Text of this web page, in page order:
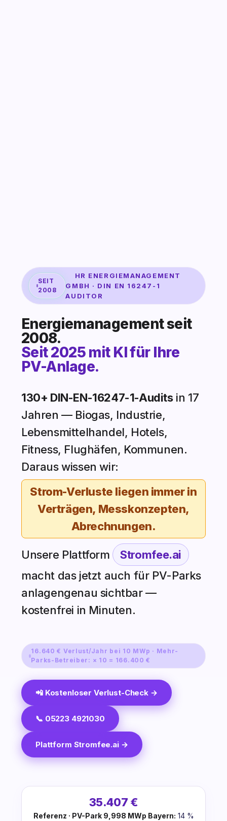
SEIT
2008
HR ENERGIEMANAGEMENT
GMBH · DIN EN 16247-1
AUDITOR
Energiemanagement seit
2008.
Seit 2025 mit KI für Ihre
PV-Anlage.
130+ DIN-EN-16247-1-Auditsin 17
Jahren — Biogas, Industrie,
Lebensmittelhandel, Hotels,
Fitness, Flughäfen, Kommunen.
Daraus wissen wir:
Strom-Verluste liegen immer in
Verträgen, Messkonzepten,
Abrechnungen.
Unsere Plattform Stromfee.ai
macht das jetzt auch für PV-Parks
anlagengenau sichtbar —
kostenfrei in Minuten.
16.640 € Verlust/Jahr bei 10 MWp · Mehr-
Parks-Betreiber: × 10 = 166.400 €
📲 Kostenloser Verlust-Check →
📞 05223 4921030
Plattform Stromfee.ai →
35.407 €
Referenz · PV-Park 9,998 MWp Bayern: 14 %